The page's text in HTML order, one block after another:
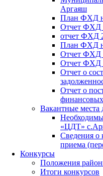
Аргаяш
План ФХД
Отчет ФХД
отчет ФХД
План ФХД
Отчет ФХД
Отчет ФХД
Отчет о
Отчет о
финансовых
Вакантные места
«ЦДТ»
Сведения о
приема
Конкурсы
Положения
Итоги конкурсов